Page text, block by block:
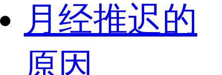
月经推迟的
原因